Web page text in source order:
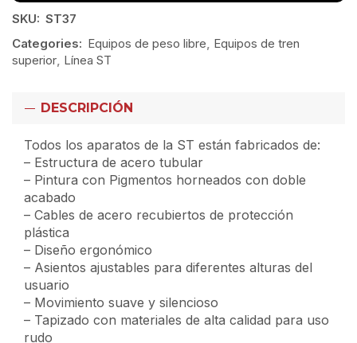
SKU: ST37
Categories: Equipos de peso libre, Equipos de tren
superior, Línea ST
DESCRIPCIÓN
Todos los aparatos de la ST están fabricados de:
– Estructura de acero tubular
– Pintura con Pigmentos horneados con doble
acabado
– Cables de acero recubiertos de protección
plástica
– Diseño ergonómico
– Asientos ajustables para diferentes alturas del
usuario
– Movimiento suave y silencioso
– Tapizado con materiales de alta calidad para uso
rudo